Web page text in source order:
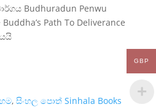
Budhuradun Penwu
Path To Deliverance
, සිංහල පොත් Sinhala Books
GBP